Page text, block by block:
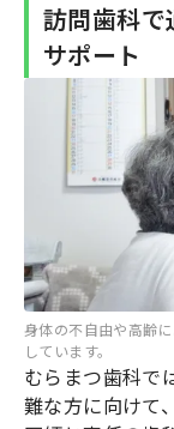
訪問歯科で
サポート
身体の不自由や高齢
しています。
むらまつ歯科で
難な方に向けて